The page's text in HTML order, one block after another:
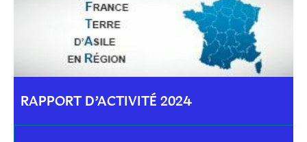
RAPPORT D’ACTIVITÉ 2024